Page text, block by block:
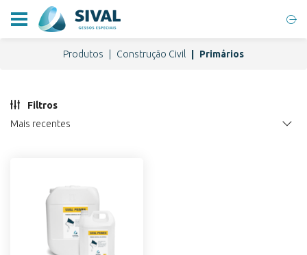
Produtos Construção Civil Primários
Filtros
Mais recentes